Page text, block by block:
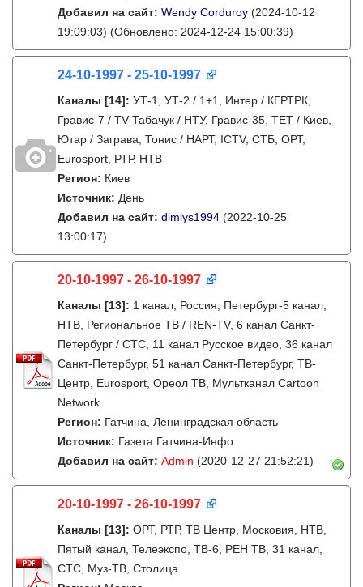
Добавил на сайт: Wendy Corduroy (2024-10-12
19:09:03) (Обновлено: 2024-12-24 15:00:39)
24-10-1997 - 25-10-1997
Каналы [14]: УТ-1, УТ-2 / 1+1, Интер / КГРТРК,
Гравис-7 / TV-Табачук / НТУ, Гравис-35, ТЕТ / Киев,
Ютар / Заграва, Тонис / НАРТ, ICTV, СТБ, ОРТ,
Eurosport, РТР, НТВ
Регион: Киев
Источник: День
Добавил на сайт: dimlys1994 (2022-10-25
13:00:17)
20-10-1997 - 26-10-1997
Каналы [13]: 1 канал, Россия, Петербург-5 канал,
НТВ, Региональное ТВ / REN-TV, 6 канал Санкт-
Петербург / СТС, 11 канал Русское видео, 36 канал
Санкт-Петербург, 51 канал Санкт-Петербург, ТВ-
Центр, Eurosport, Ореол ТВ, Мультканал Cartoon
Network
Регион: Гатчина, Ленинградская область
Источник: Газета Гатчина-Инфо
Добавил на сайт: Admin (2020-12-27 21:52:21)
20-10-1997 - 26-10-1997
Каналы [13]: ОРТ, РТР, ТВ Центр, Московия, НТВ,
Пятый канал, Телеэкспо, ТВ-6, РЕН ТВ, 31 канал,
СТС, Муз-ТВ, Столица